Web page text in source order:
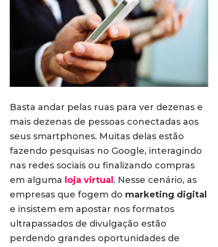
Basta andar pelas ruas para ver dezenas e
mais dezenas de pessoas conectadas aos
seus smartphones. Muitas delas estão
fazendo pesquisas no Google, interagindo
nas redes sociais ou finalizando compras
em alguma loja virtual . Nesse cenário, as
empresas que fogem do marketing digital
e insistem em apostar nos formatos
ultrapassados de divulgação estão
perdendo grandes oportunidades de